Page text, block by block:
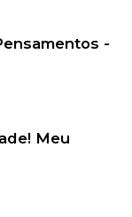
-
Meu